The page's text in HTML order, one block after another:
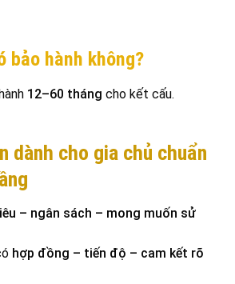
bảo hành không?
12–60 tháng cho kết cấu.
dành cho gia chủ chuẩn
– ngân sách – mong muốn sử
hợp đồng – tiến độ – cam kết rõ